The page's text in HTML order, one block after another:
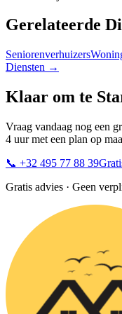
Gerelateerde
Seniorenverhuizers
Diensten →
Klaar om te
Vraag vandaag nog een
4 uur met een plan op
📞 +32 495 77 88 39
Gratis advies · Geen